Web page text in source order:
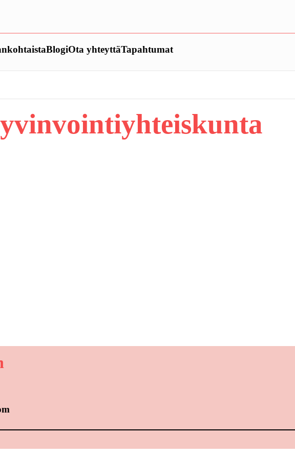
BlogiOta yhteyttäTapahtumat